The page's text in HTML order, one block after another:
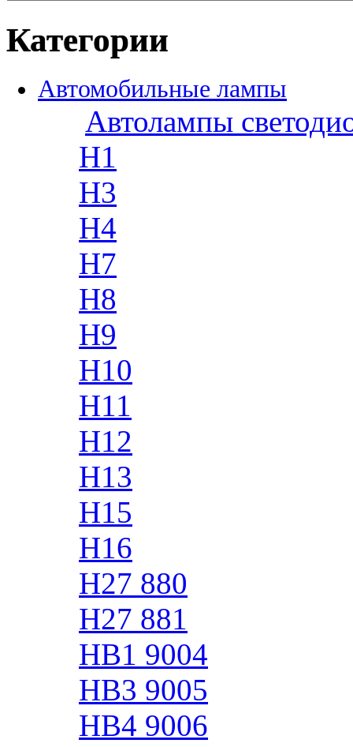
Категории
Автомобильные лампы
Автолампы
H1
H3
H4
H7
H8
H9
H10
H11
H12
H13
H15
H16
H27 880
H27 881
HB1 9004
HB3 9005
HB4 9006